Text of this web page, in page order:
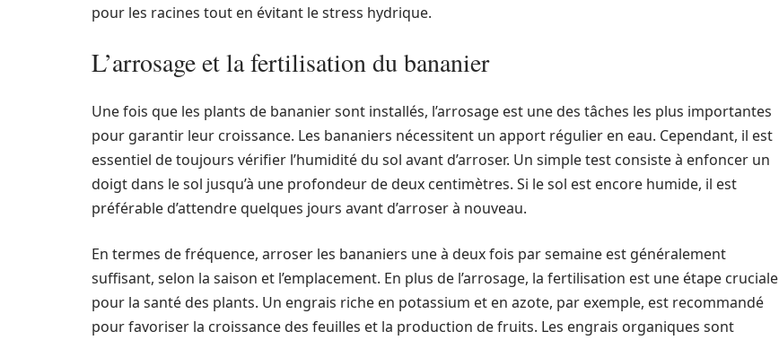
pour les racines tout en évitant le stress hydrique.
L’arrosage et la fertilisation du bananier
Une fois que les plants de bananier sont installés, l’arrosage est une des tâches les plus importantes
pour garantir leur croissance. Les bananiers nécessitent un apport régulier en eau. Cependant, il est
essentiel de toujours vérifier l’humidité du sol avant d’arroser. Un simple test consiste à enfoncer un
doigt dans le sol jusqu’à une profondeur de deux centimètres. Si le sol est encore humide, il est
préférable d’attendre quelques jours avant d’arroser à nouveau.
En termes de fréquence, arroser les bananiers une à deux fois par semaine est généralement
suffisant, selon la saison et l’emplacement. En plus de l’arrosage, la fertilisation est une étape cruciale
pour la santé des plants. Un engrais riche en potassium et en azote, par exemple, est recommandé
pour favoriser la croissance des feuilles et la production de fruits. Les engrais organiques sont